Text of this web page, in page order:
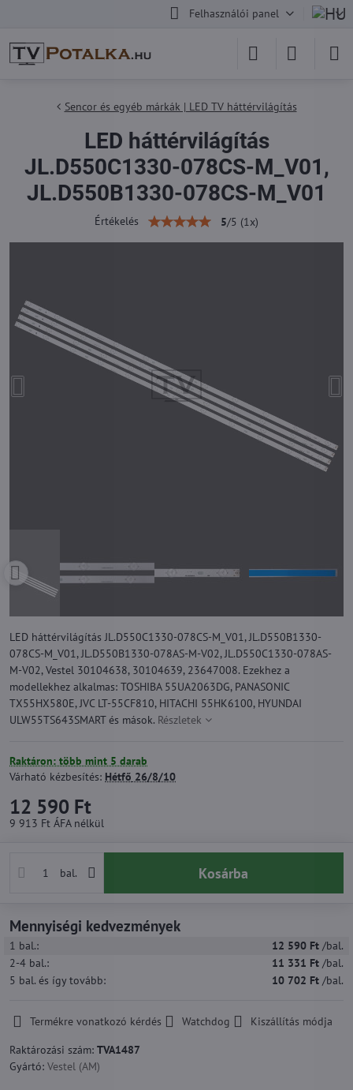
Felhasználói panel
Sencor és egyéb márkák | LED TV háttérvilágítás
LED háttérvilágítás
JL.D550C1330-078CS-M_V01,
JL.D550B1330-078CS-M_V01
Értékelés 5/5 (1 x)
LED háttérvilágítás JL.D550C1330-078CS-M_V01, JL.D550B1330-
078CS-M_V01, JL.D550B1330-078AS-M-V02, JL.D550C1330-078AS-
M-V02, Vestel 30104638, 30104639, 23647008. Ezekhez a
modellekhez alkalmas: TOSHIBA 55UA2063DG, PANASONIC
TX55HX580E, JVC LT-55CF810, HITACHI 55HK6100, HYUNDAI
ULW55TS643SMART és mások. Részletek
Raktáron: több mint 5 darab
Várható kézbesítés: Hétfő 26/8/10
12 590 Ft
9 913 Ft ÁFA nélkül
bal. Kosárba
Mennyiségi kedvezmények
1 bal.: 12 590 Ft /bal.
2-4 bal.: 11 331 Ft /bal.
5 bal. és így tovább: 10 702 Ft /bal.
Termékre vonatkozó kérdés Watchdog
Kiszállítás módja
Raktározási szám: TVA1487
Gyártó: Vestel (AM)